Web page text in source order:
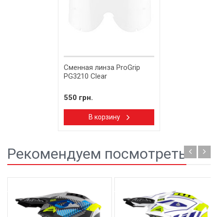
Сменная линза ProGrip
PG3210 Clear
550 грн.
В корзину
Рекомендуем посмотреть
Новинка Новинка